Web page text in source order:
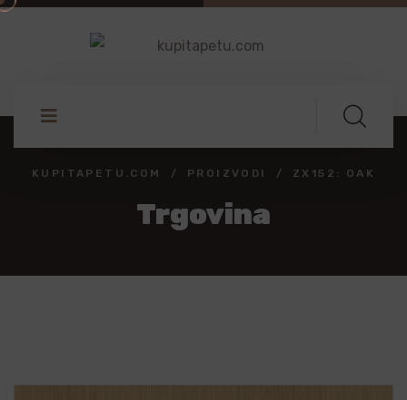
KUPITAPETU.COM PROIZVODI ZX152: OAK
Trgovina